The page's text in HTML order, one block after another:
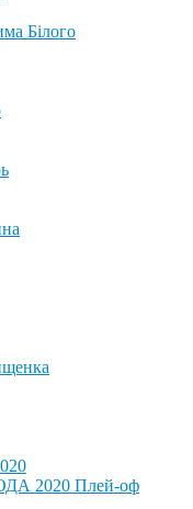
Білого
2020 Плей-оф